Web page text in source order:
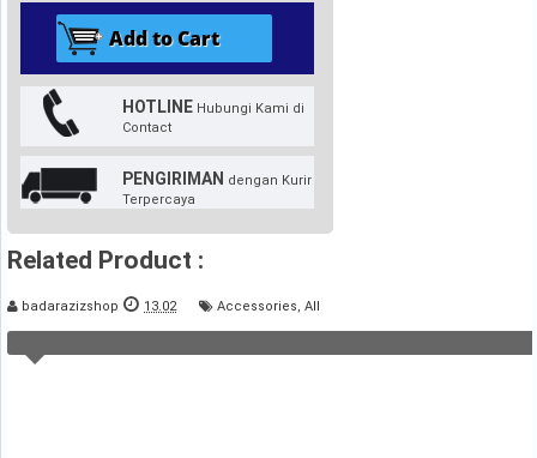
HOTLINE Hubungi Kami di
Contact
PENGIRIMAN dengan Kurir
Terpercaya
Related Product :
badarazizshop 13.02 Accessories All